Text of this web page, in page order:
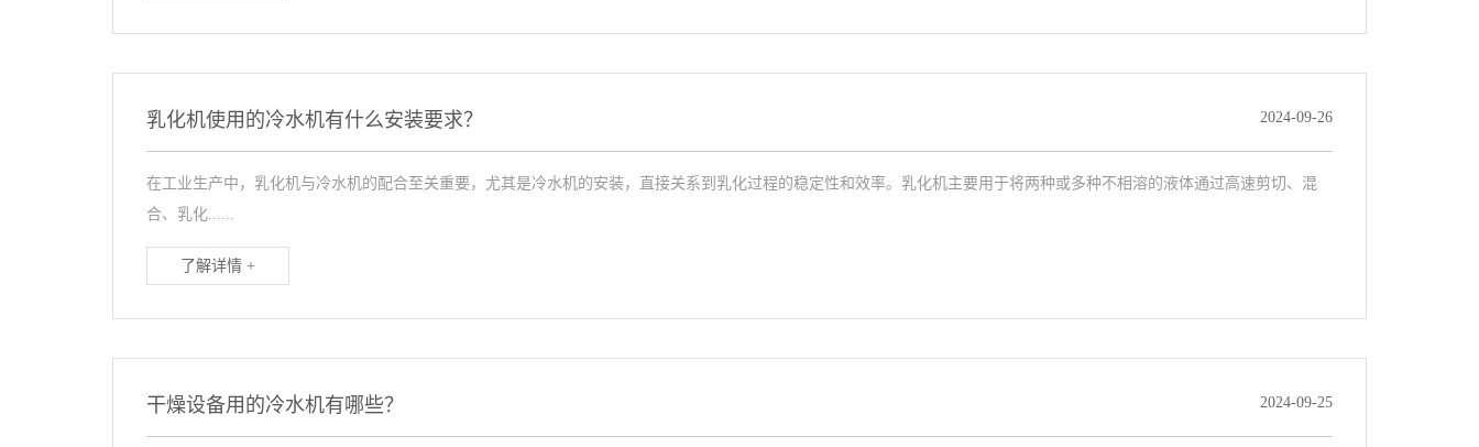
乳化机使用的冷水机有什么安装要求？ 2024-09-26
在工业生产中，乳化机与冷水机的配合至关重要，尤其是冷水机的安装，直接关系到乳化过程的稳定性和效率。乳化机主要用于将两种或多种不相溶的液体通过高速剪切、混
合、乳化......
了解详情 +
干燥设备用的冷水机有哪些？ 2024-09-25